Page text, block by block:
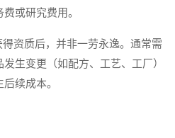
或研究费用。
资质后，并非一劳永逸。通常需
生变更（如配方、工艺、工厂）
续成本。